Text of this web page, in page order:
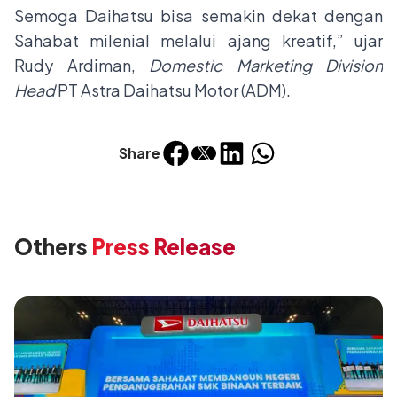
Share
Semoga Daihatsu bisa semakin dekat dengan
Sahabat milenial melalui ajang kreatif,” ujar
Rudy Ardiman, Domestic Marketing Division
HeadPT Astra Daihatsu Motor (ADM).
Others Press Release